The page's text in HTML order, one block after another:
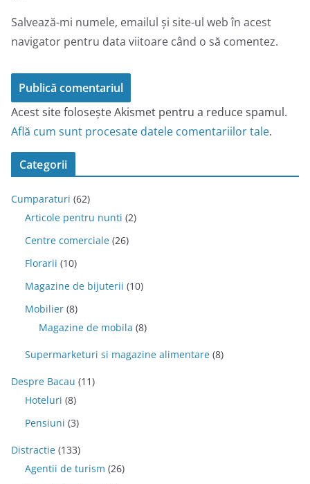
Salvează-mi numele, emailul și site-ul web în acest
navigator pentru data viitoare când o să comentez.
Acest site folosește Akismet pentru a reduce spamul.
Află cum sunt procesate datele comentariilor tale.
Categorii
Cumparaturi (62)
Articole pentru nunti (2)
Centre comerciale (26)
Florarii (10)
Magazine de bijuterii (10)
Mobilier (8)
Magazine de mobila (8)
Supermarketuri si magazine alimentare (8)
Despre Bacau (11)
Hoteluri (8)
Pensiuni (3)
Distractie (133)
Agentii de turism (26)